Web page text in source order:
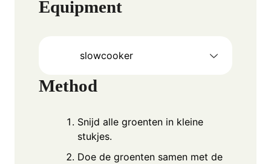
Equipment
slowcooker
Method
Snijd alle groenten in kleine
stukjes.
Doe de groenten samen met de